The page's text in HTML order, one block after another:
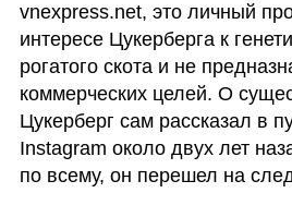
vnexpress.net, это личный
интересе Цукерберга к
рогатого скота и не
коммерческих целей. О
Цукерберг сам рассказал в
Instagram около двух лет
по всему, он перешел на